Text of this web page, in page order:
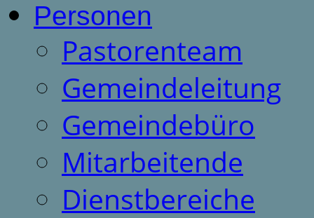
Personen
Pastorenteam
Gemeindeleitung
Gemeindebüro
Mitarbeitende
Dienstbereiche